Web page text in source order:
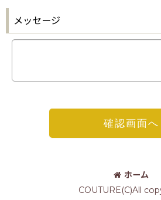
メッセージ
確認画面へ
ホーム
COUTURE(C)All